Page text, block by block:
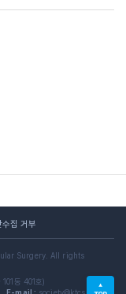
집 거부
Surgery. All rights
동 401호)